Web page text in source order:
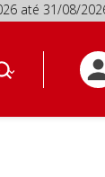
31/08/2026